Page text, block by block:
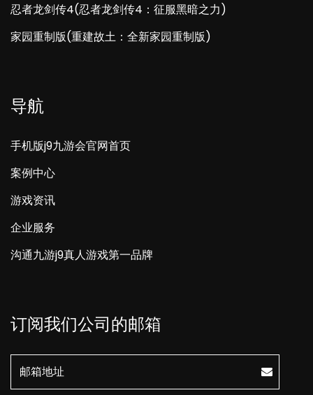
忍者龙剑传4(忍者龙剑传4：征服黑暗之力)
家园重制版(重建故土：全新家园重制版)
导航
手机版j9九游会官网首页
案例中心
游戏资讯
企业服务
沟通九游j9真人游戏第一品牌
订阅我们公司的邮箱